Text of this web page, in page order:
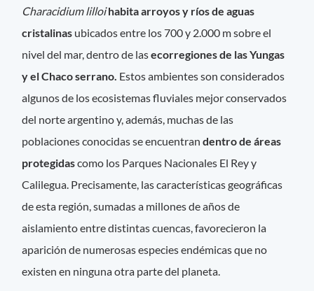
Characidium lilloihabita arroyos y ríos de aguas
cristalinas ubicados entre los 700 y 2.000 m sobre el
nivel del mar, dentro de lasecorregiones de las Yungas
y el Chaco serrano. Estos ambientes son considerados
algunos de los ecosistemas fluviales mejor conservados
del norte argentino y, además, muchas de las
poblaciones conocidas se encuentrandentro de áreas
protegidascomo los Parques Nacionales El Rey y
Calilegua. Precisamente, las características geográficas
de esta región, sumadas a millones de años de
aislamiento entre distintas cuencas, favorecieron la
aparición de numerosas especies endémicas que no
existen en ninguna otra parte del planeta.